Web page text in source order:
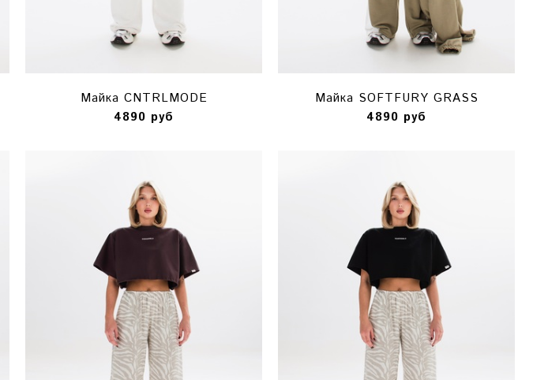
Майка CNTRLMODE
4890 руб
Майка SOFTFURY GRASS
4890 руб